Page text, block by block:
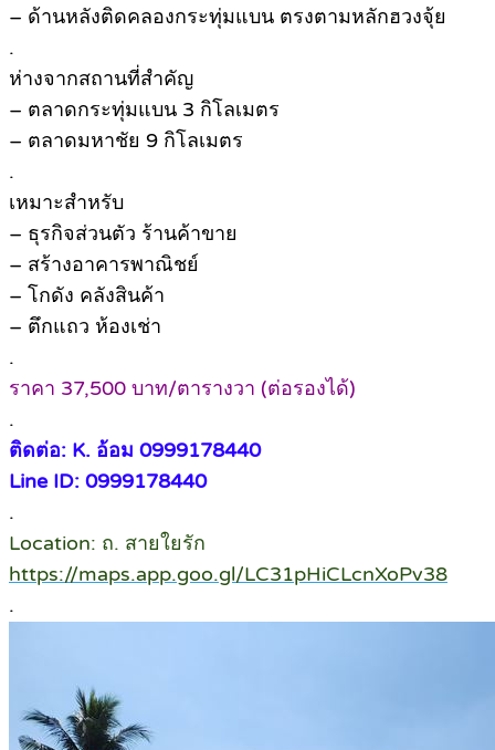
– ด้านหลังติดคลองกระทุ่มแบน ตรงตามหลักฮวงจุ้ย
.
ห่างจากสถานที่สำคัญ
– ตลาดกระทุ่มแบน 3 กิโลเมตร
– ตลาดมหาชัย 9 กิโลเมตร
.
เหมาะสำหรับ
– ธุรกิจส่วนตัว ร้านค้าขาย
– สร้างอาคารพาณิชย์
– โกดัง คลังสินค้า
– ตึกแถว ห้องเช่า
.
ราคา 37,500 บาท/ตารางวา (ต่อรองได้)
.
ติดต่อ: K. อ้อม 0999178440
Line ID: 0999178440
.
Location: ถ. สายใยรัก
https://maps.app.goo.gl/LC31pHiCLcnXoPv38
.